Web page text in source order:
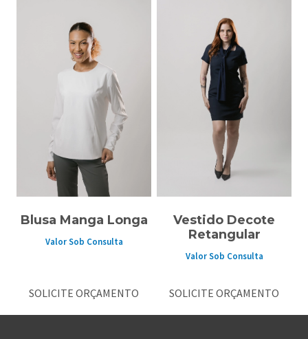
Blusa Manga Longa
Valor Sob Consulta
SOLICITE ORÇAMENTO
Vestido Decote
Retangular
Valor Sob Consulta
SOLICITE ORÇAMENTO